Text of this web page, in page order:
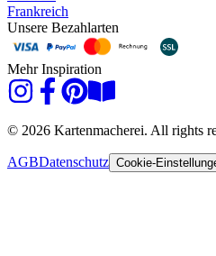
Frankreich
Unsere Bezahlarten
Mehr Inspiration
© 2026 Kartenmacherei. All rights
AGBDatenschutz Cookie-